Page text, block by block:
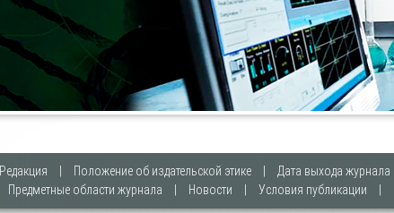
Редакция Положение об издательской этике Дата выхода журнала
Предметные области журнала
Новости Условия публикации